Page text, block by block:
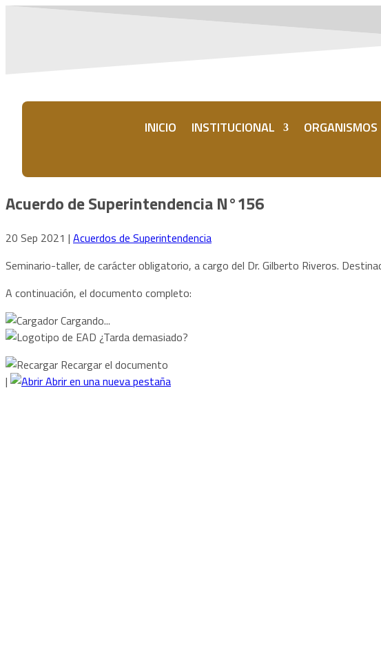
INICIO INSTITUCIONAL ORGANISMOS
Acuerdo de Superintendencia N°156
20 Sep 2021 | Acuerdos de Superintendencia
Seminario-taller, de carácter obligatorio, a cargo del Dr. Gilberto Riveros.
A continuación, el documento completo:
Cargando...
¿Tarda demasiado?
Recargar el documento
|
Abrir en una nueva pestaña